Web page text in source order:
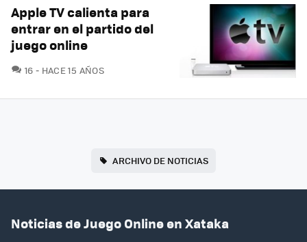
Apple TV calienta para
entrar en el partido del
juego online
16 COMENTARIOS
HACE 15 AÑOS
ARCHIVO DE NOTICIAS
Noticias de Juego Online en Xataka